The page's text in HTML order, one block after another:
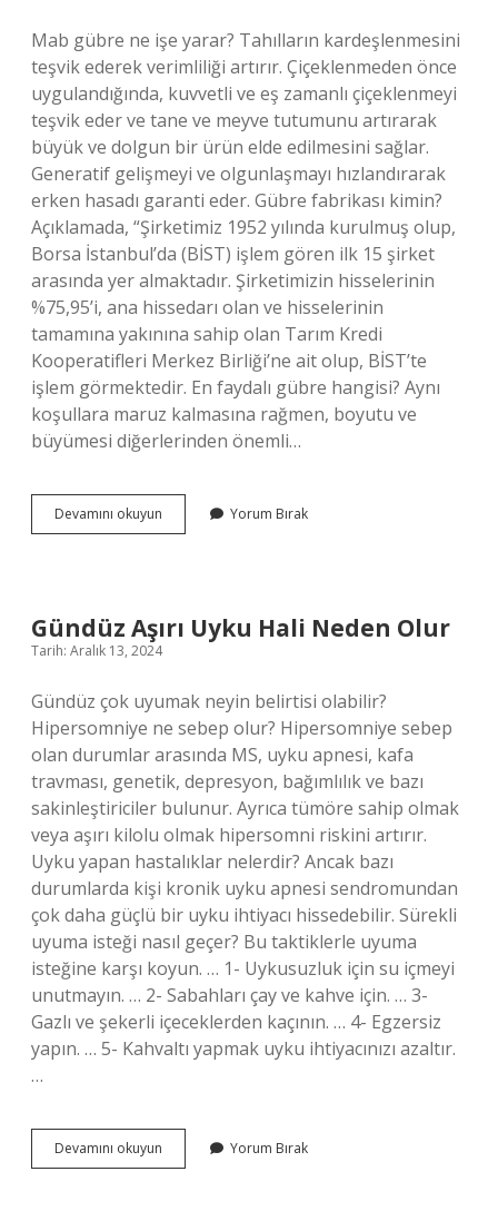
Mab gübre ne işe yarar? Tahılların kardeşlenmesini
teşvik ederek verimliliği artırır. Çiçeklenmeden önce
uygulandığında, kuvvetli ve eş zamanlı çiçeklenmeyi
teşvik eder ve tane ve meyve tutumunu artırarak
büyük ve dolgun bir ürün elde edilmesini sağlar.
Generatif gelişmeyi ve olgunlaşmayı hızlandırarak
erken hasadı garanti eder. Gübre fabrikası kimin?
Açıklamada, “Şirketimiz 1952 yılında kurulmuş olup,
Borsa İstanbul’da (BİST) işlem gören ilk 15 şirket
arasında yer almaktadır. Şirketimizin hisselerinin
%75,95’i, ana hissedarı olan ve hisselerinin
tamamına yakınına sahip olan Tarım Kredi
Kooperatifleri Merkez Birliği’ne ait olup, BİST’te
işlem görmektedir. En faydalı gübre hangisi? Aynı
koşullara maruz kalmasına rağmen, boyutu ve
büyümesi diğerlerinden önemli…
Devamını okuyun Gubrede
Kartellesme
Yorum Bırak
Gündüz Aşırı Uyku Hali Neden Olur
Tarih: Aralık 13, 2024
Gündüz çok uyumak neyin belirtisi olabilir?
Hipersomniye ne sebep olur? Hipersomniye sebep
olan durumlar arasında MS, uyku apnesi, kafa
travması, genetik, depresyon, bağımlılık ve bazı
sakinleştiriciler bulunur. Ayrıca tümöre sahip olmak
veya aşırı kilolu olmak hipersomni riskini artırır.
Uyku yapan hastalıklar nelerdir? Ancak bazı
durumlarda kişi kronik uyku apnesi sendromundan
çok daha güçlü bir uyku ihtiyacı hissedebilir. Sürekli
uyuma isteği nasıl geçer? Bu taktiklerle uyuma
isteğine karşı koyun. … 1- Uykusuzluk için su içmeyi
unutmayın. … 2- Sabahları çay ve kahve için. … 3-
Gazlı ve şekerli içeceklerden kaçının. … 4- Egzersiz
yapın. … 5- Kahvaltı yapmak uyku ihtiyacınızı azaltır.
…
Devamını okuyun
Aşırı
Yorum Bırak